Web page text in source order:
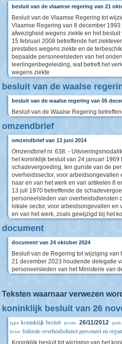
besluit van de vlaamse regering van 21
Besluit van de Vlaamse Regering tot
Vlaamse Regering van 8 december
afwezigheid wegens ziekte en het
15 februari 2008 betreffende het
prestaties wegens ziekte en de
bepaalde personeelsleden van het
leerlingenbegeleiding, wat betreft het
wegens ziekte
besluit van de waalse
besluit van de waalse regering van 05
Besluit van de Waalse Regering
omzendbrief
omzendbrief van 13 juni 2014
Omzendbrief nr. 638. -
het koninklijk besluit van 24 januari 1969
schadevergoeding, ten gunste van de
overheidssector, voor arbeidsongevallen
naar en van het werk en van artikelen 8
13 juli 1970 betreffende de
personeelsleden van overheidsdiensten
lokale sector, voor arbeidsongevallen
en van het werk, zoals gewijzigd bij het
document
document van 24 oktober 2024
Besluit van de Regering tot wijziging
21 december 2023 houdende delegatie
personeelsleden van het Ministerie van
Teksten waarnaar verwezen
koninklijk besluit van 26
type koninklijk besluit prom. 26/11/2012 pub.
bron federale overheidsdienst personeel en
Koninklijk besluit tot wijziging van het